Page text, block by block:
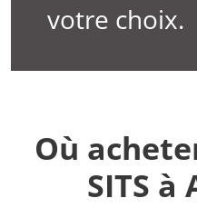
votre choix.
Où
SITS à